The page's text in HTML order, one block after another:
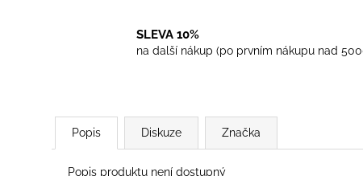
SLEVA 10%
na další nákup (po prvním nákupu nad
Popis Diskuze Značka
Popis produktu není dostupný